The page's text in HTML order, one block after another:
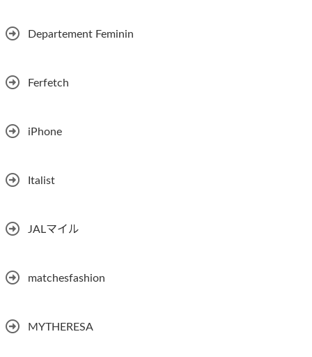
Departement Feminin
Ferfetch
iPhone
Italist
JALマイル
matchesfashion
MYTHERESA